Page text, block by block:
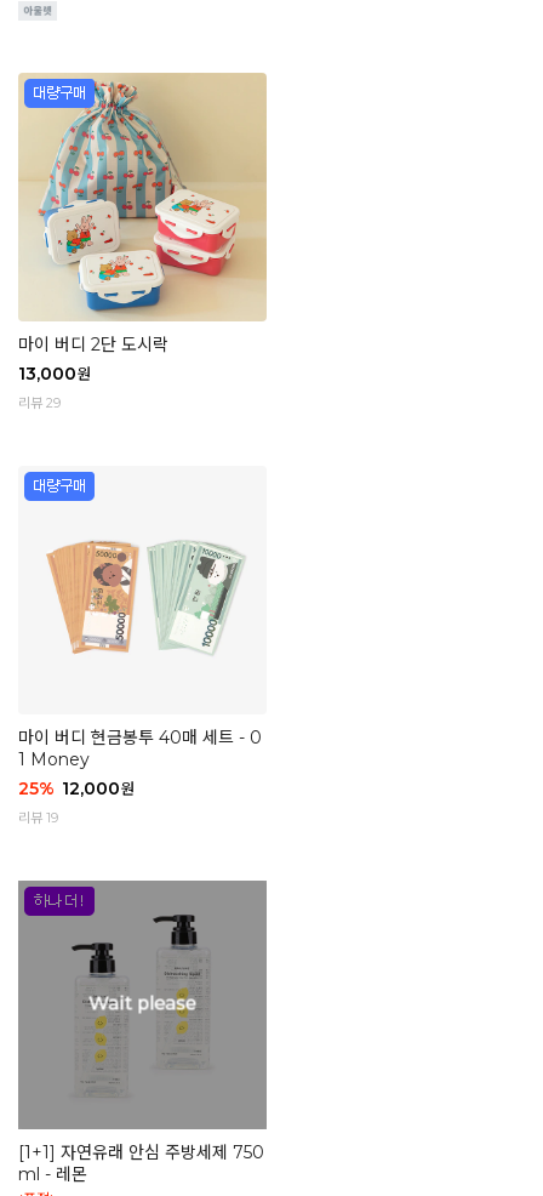
마이 버디 2단 도시락
13,000원
리뷰 29
마이 버디 현금봉투 40매 세트 - 0
1 Money
25% 12,000원
리뷰 19
[1+1] 자연유래 안심 주방세제 750
ml - 레몬